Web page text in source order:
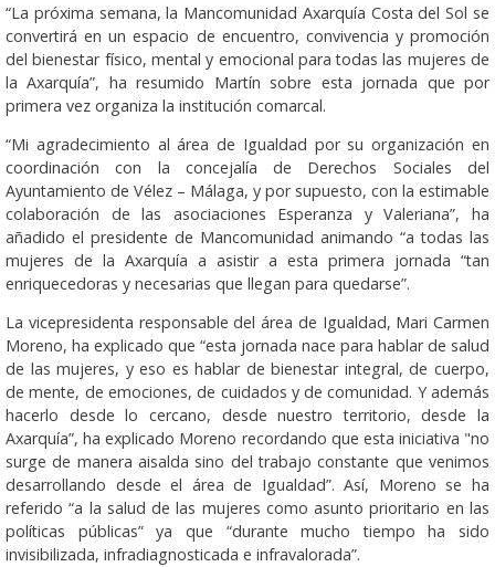
“La próxima semana, la Mancomunidad Axarquía Costa del Sol se
convertirá en un espacio de encuentro, convivencia y promoción
del bienestar físico, mental y emocional para todas las mujeres de
la Axarquía”, ha resumido Martín sobre esta jornada que por
primera vez organiza la institución comarcal.
“Mi agradecimiento al área de Igualdad por su organización en
coordinación con la concejalía de Derechos Sociales del
Ayuntamiento de Vélez – Málaga, y por supuesto, con la estimable
colaboración de las asociaciones Esperanza y Valeriana”, ha
añadido el presidente de Mancomunidad animando “a todas las
mujeres de la Axarquía a asistir a esta primera jornada “tan
enriquecedoras y necesarias que llegan para quedarse”.
La vicepresidenta responsable del área de Igualdad, Mari Carmen
Moreno, ha explicado que “esta jornada nace para hablar de salud
de las mujeres, y eso es hablar de bienestar integral, de cuerpo,
de mente, de emociones, de cuidados y de comunidad. Y además
hacerlo desde lo cercano, desde nuestro territorio, desde la
Axarquía”, ha explicado Moreno recordando que esta iniciativa "no
surge de manera aisalda sino del trabajo constante que venimos
desarrollando desde el área de Igualdad”. Así, Moreno se ha
referido “a la salud de las mujeres como asunto prioritario en las
políticas públicas” ya que “durante mucho tiempo ha sido
invisibilizada, infradiagnosticada e infravalorada”.